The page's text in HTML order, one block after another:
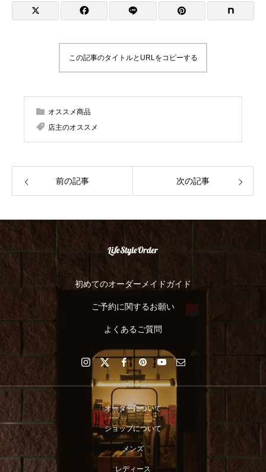
この記事のタイトルとURLをコピーする
オススメ商品
店主のオススメ
前の記事 次の記事
初めてのオーダーメイドガイド
ご予約に関するお願い
よくあるご質問
オーダーについて
ショップについて
メンズ
レディース